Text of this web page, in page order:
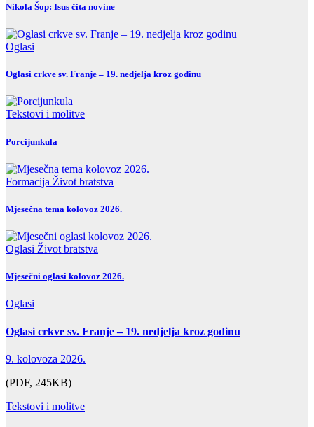
Nikola Šop: Isus čita novine
Oglasi
Oglasi crkve sv. Franje – 19. nedjelja kroz godinu
Tekstovi i molitve
Porcijunkula
Formacija Život bratstva
Mjesečna tema kolovoz 2026.
Oglasi Život bratstva
Mjesečni oglasi kolovoz 2026.
Oglasi
Oglasi crkve sv. Franje – 19. nedjelja kroz godinu
9. kolovoza 2026.
(PDF, 245KB)
Tekstovi i molitve